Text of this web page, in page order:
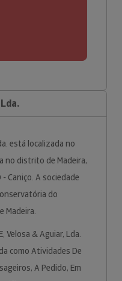
está localizada no
no distrito de Madeira,
Caniço. A sociedade
do
Madeira.
Velosa & Aguiar, Lda.
como Atividades De
A Pedido, Em